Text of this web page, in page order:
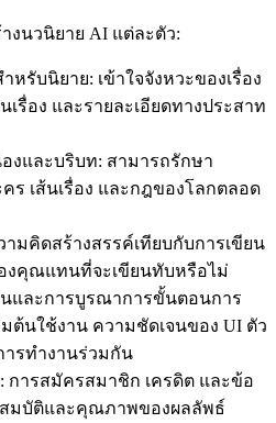
งนวนิยาย AI แต่ละตัว:
หรับนิยาย: เข้าใจจังหวะของเรื่อง
เรื่อง และรายละเอียดทางประสาท
งและบริบท: สามารถรักษา
เส้นเรื่อง และกฎของโลกตลอด
มคิดสร้างสรรค์เทียบกับการเขียน
งคุณแทนที่จะเขียนทับหรือไม่
นและการบูรณาการขั้นตอนการ
มต้นใช้งาน ความชัดเจนของ UI ตัว
ารทำงานร่วมกัน
การสมัครสมาชิก เครดิต และข้อ
มบัติและคุณภาพของผลลัพธ์